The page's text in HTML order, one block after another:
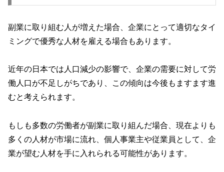
副業に取り組む人が増えた場合、企業にとって適切なタイ
ミングで優秀な人材を雇える場合もあります。
近年の日本では人口減少の影響で、企業の需要に対して労
働人口が不足しがちであり、この傾向は今後もますます進
むと考えられます。
もしも多数の労働者が副業に取り組んだ場合、現在よりも
多くの人材が市場に流れ、個人事業主や従業員として、企
業が望む人材を手に入れられる可能性があります。